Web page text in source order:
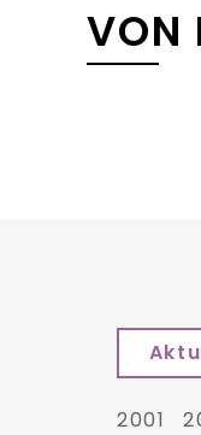
VON
2001